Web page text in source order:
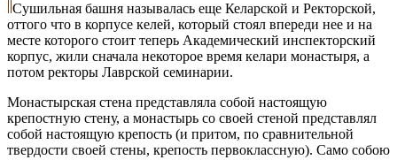
Сушильная башня называлась еще Келарской и Ректорской,
оттого что в корпусе келей, который стоял впереди нее и на
месте которого стоит теперь Академический инспекторский
корпус, жили сначала некоторое время келари монастыря, а
потом ректоры Лаврской семинарии.
Монастырская стена представляла собой настоящую
крепостную стену, а монастырь со своей стеной представлял
собой настоящую крепость (и притом, по сравнительной
твердости своей стены, крепость первоклассную). Само собою